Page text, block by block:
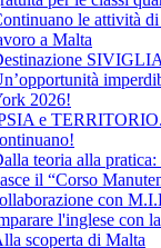
le attività
a Malta
2026!
e
teoria alla
il “Corso
con
l'inglese con
scoperta di Malta